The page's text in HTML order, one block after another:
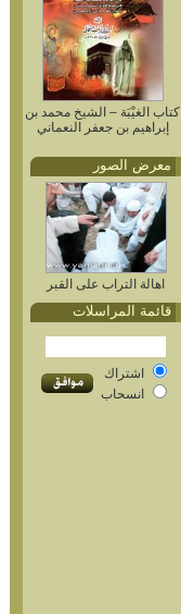
كتاب الغيْبَة – الشيخ محمد بن
إبراهيم بن جعفر النعماني
معرض الصور
اهالة التراب على القبر
قائمة المراسلات
اشتراك
انسحاب